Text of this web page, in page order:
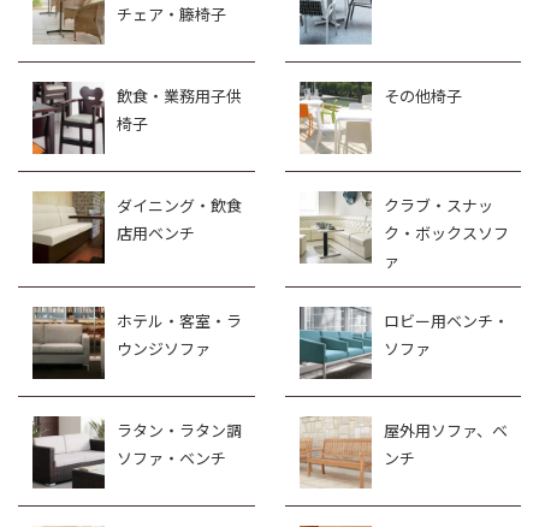
チェア・籐椅子
飲食・業務用子供
椅子
その他椅子
ダイニング・飲食
店用ベンチ
クラブ・スナッ
ク・ボックスソフ
ァ
ホテル・客室・ラ
ウンジソファ
ロビー用ベンチ・
ソファ
ラタン・ラタン調
ソファ・ベンチ
屋外用ソファ、ベ
ンチ